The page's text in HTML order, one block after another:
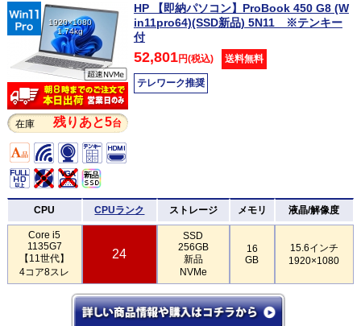
1920×1080
1.74kg
在庫 残りあと5台
HP 【即納パソコン】ProBook 450 G8 (W
in11pro64)(SSD新品) 5N11 ※テンキー
付
52,801円(税込) 送料無料
テレワーク推奨
CPU CPUランク ストレージ メモリ 液晶/解像度
Core i5
1135G7
【11世代】
4コア8スレ
24
SSD
256GB
新品
NVMe
16
GB
15.6インチ
1920×1080